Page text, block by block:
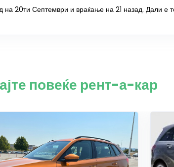
20ти Септември и враќање на 21 назад. Дали е
повеќе рент-а-кар